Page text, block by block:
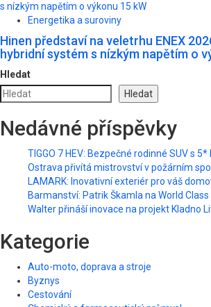
s nízkým napětím o výkonu 15 kW
Energetika a suroviny
Hinen představí na veletrhu ENEX
hybridní systém s nízkým napětím o
Hledat
Hledat
Nedávné příspěvky
TIGGO 7 HEV: Bezpečné rodinné SUV s 5*
Ostrava přivítá mistrovství v požárním
LAMARK: Inovativní exteriér pro váš
Barmanství: Patrik Škamla na World Class
Walter přináší inovace na projekt Kladno
Kategorie
Auto-moto, doprava a stroje
Byznys
Cestování